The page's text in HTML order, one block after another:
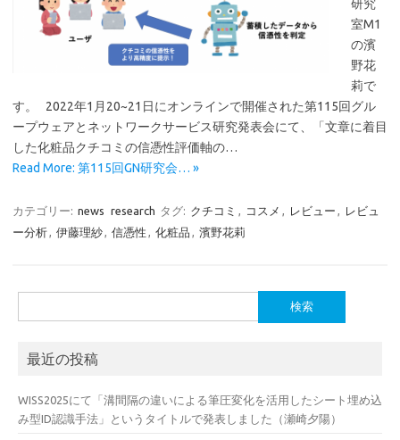
研究
室M1
の濱
野花
莉で
す。 2022年1月20~21日にオンラインで開催された第115回グル
ープウェアとネットワークサービス研究発表会にて、「文章に着目
した化粧品クチコミの信憑性評価軸の…
Read More: 第115回GN研究会… »
カテゴリー: news research タグ: クチコミ , コスメ , レビュー , レビュ
ー分析, 伊藤理紗, 信憑性 , 化粧品 , 濱野花莉
索:
最近の投稿
WISS2025にて「溝間隔の違いによる筆圧変化を活用したシート埋め込
み型ID認識手法」というタイトルで発表しました（瀬崎夕陽）